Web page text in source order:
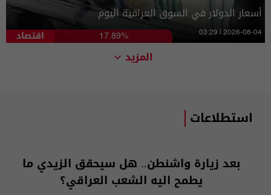
أسعار الدولار في السوق العراقية اليوم
اقتصاد 17.89% 03:29 | 2026-08-04
المزيد
استطلاعات
بعد زيارة واشنطن.. هل سيحقق الزيدي ما
يطمح اليه الشعب العراقي؟